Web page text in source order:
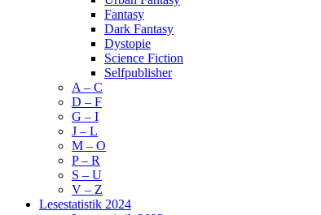
Fantasy
Dark Fantasy
Dystopie
Science Fiction
Selfpublisher
A – C
D – F
G – I
J – L
M – O
P – R
S – U
V – Z
Lesestatistik 2024